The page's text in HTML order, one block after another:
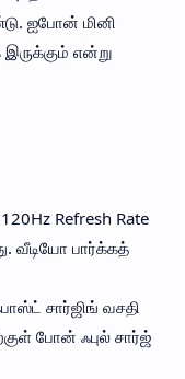
ஐபோன் மினி
இருக்கும் என்று
Refresh Rate
வீடியோ பார்க்கத்
சார்ஜிங் வசதி
போன் ஃபுல் சார்ஜ்